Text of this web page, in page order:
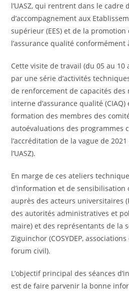
l’UASZ, qui rentrent dans le cadre
d’accompagnement aux
supérieur (EES) et de la
l’assurance qualité conformément
Cette visite de travail (du 05 au 10
par une série d’activités
de renforcement de capacités des
interne d’assurance qualité
formation des membres des
autoévaluations des programmes
l’accréditation de la vague de
l’UASZ).
En marge de ces ateliers
d’information et de sensibilisation
auprès des acteurs universitaires
des autorités administratives et
maire) et des représentants de la
Ziguinchor (COSYDEP,
forum civil).
L’objectif principal des séances
est de faire parvenir la bonne